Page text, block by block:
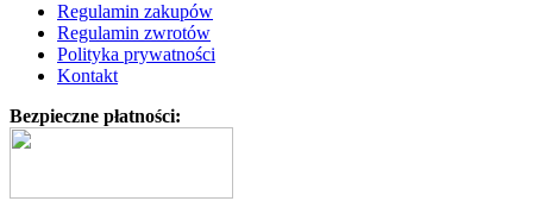
Regulamin zakupów
Regulamin zwrotów
Polityka prywatności
Kontakt
Bezpieczne płatności: